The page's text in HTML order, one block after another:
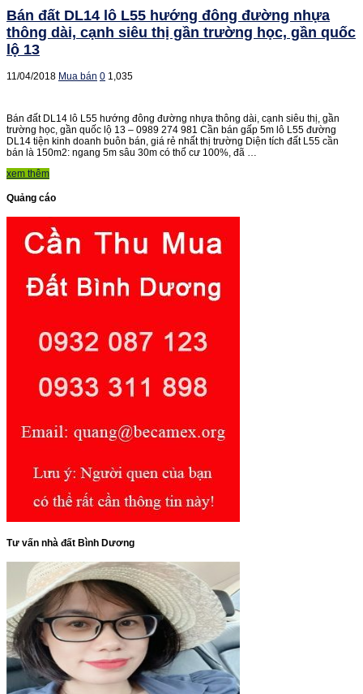
Bán đất DL14 lô L55 hướng đông đường nhựa
thông dài, cạnh siêu thị gần trường học, gần quốc
lộ 13
11/04/2018 Mua bán 0 1,035
Bán đất DL14 lô L55 hướng đông đường nhựa thông dài, cạnh siêu thị, gần
trường học, gần quốc lộ 13 – 0989 274 981 Cần bán gấp 5m lô L55 đường
DL14 tiện kinh doanh buôn bán, giá rẻ nhất thị trường Diện tích đất L55 cần
bán là 150m2: ngang 5m sâu 30m có thổ cư 100%, đã …
xem thêm
Quảng cáo
Tư vấn nhà đất Bình Dương